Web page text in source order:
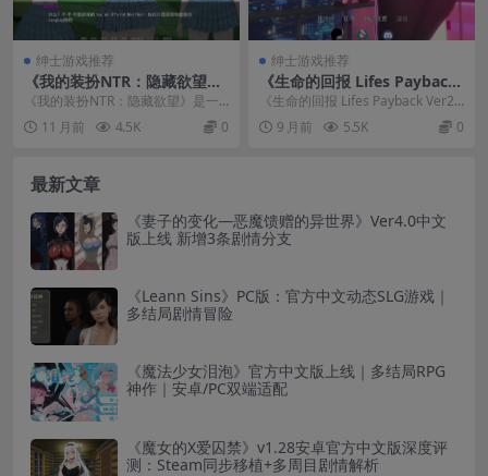
绅士游戏推荐
《我的装扮NTR：隐藏欲望》
Ver0.4 Part2 双端汉化版 SLG
《我的装扮NTR：隐藏欲望》是一
款融合SLG玩法与同人元素的剧情
向游戏，最新Ve...
11 月前 4.5K 0
绅士游戏推荐
《生命的回报 Lifes Payback
Ver2.1.1》汉化版-SLG人生抉
《生命的回报 Lifes Payback Ver2.
1.1》汉化版是一款以人生抉...
9 月前 5.5K 0
最新文章
《妻子的变化—恶魔馈赠的异世界》Ver4.0中文
版上线 新增3条剧情分支
《Leann Sins》PC版：官方中文动态SLG游戏｜
多结局剧情冒险
《魔法少女泪泡》官方中文版上线｜多结局RPG
神作｜安卓/PC双端适配
《魔女的X爱囚禁》v1.28安卓官方中文版深度评
测：Steam同步移植+多周目剧情解析